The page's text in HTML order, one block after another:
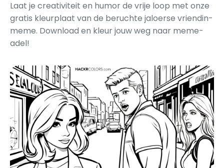
Laat je creativiteit en humor de vrije loop met onze
gratis kleurplaat van de beruchte jaloerse vriendin-
meme. Download en kleur jouw weg naar meme-
adel!